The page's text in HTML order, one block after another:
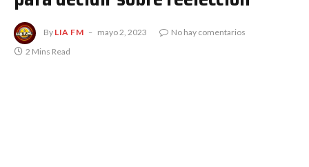
By LIA FM mayo 2, 2023
No hay comentarios
2 Mins Read